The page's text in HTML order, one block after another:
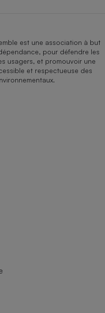
est une association à but
pour défendre les
usagers, et promouvoir une
et respectueuse des